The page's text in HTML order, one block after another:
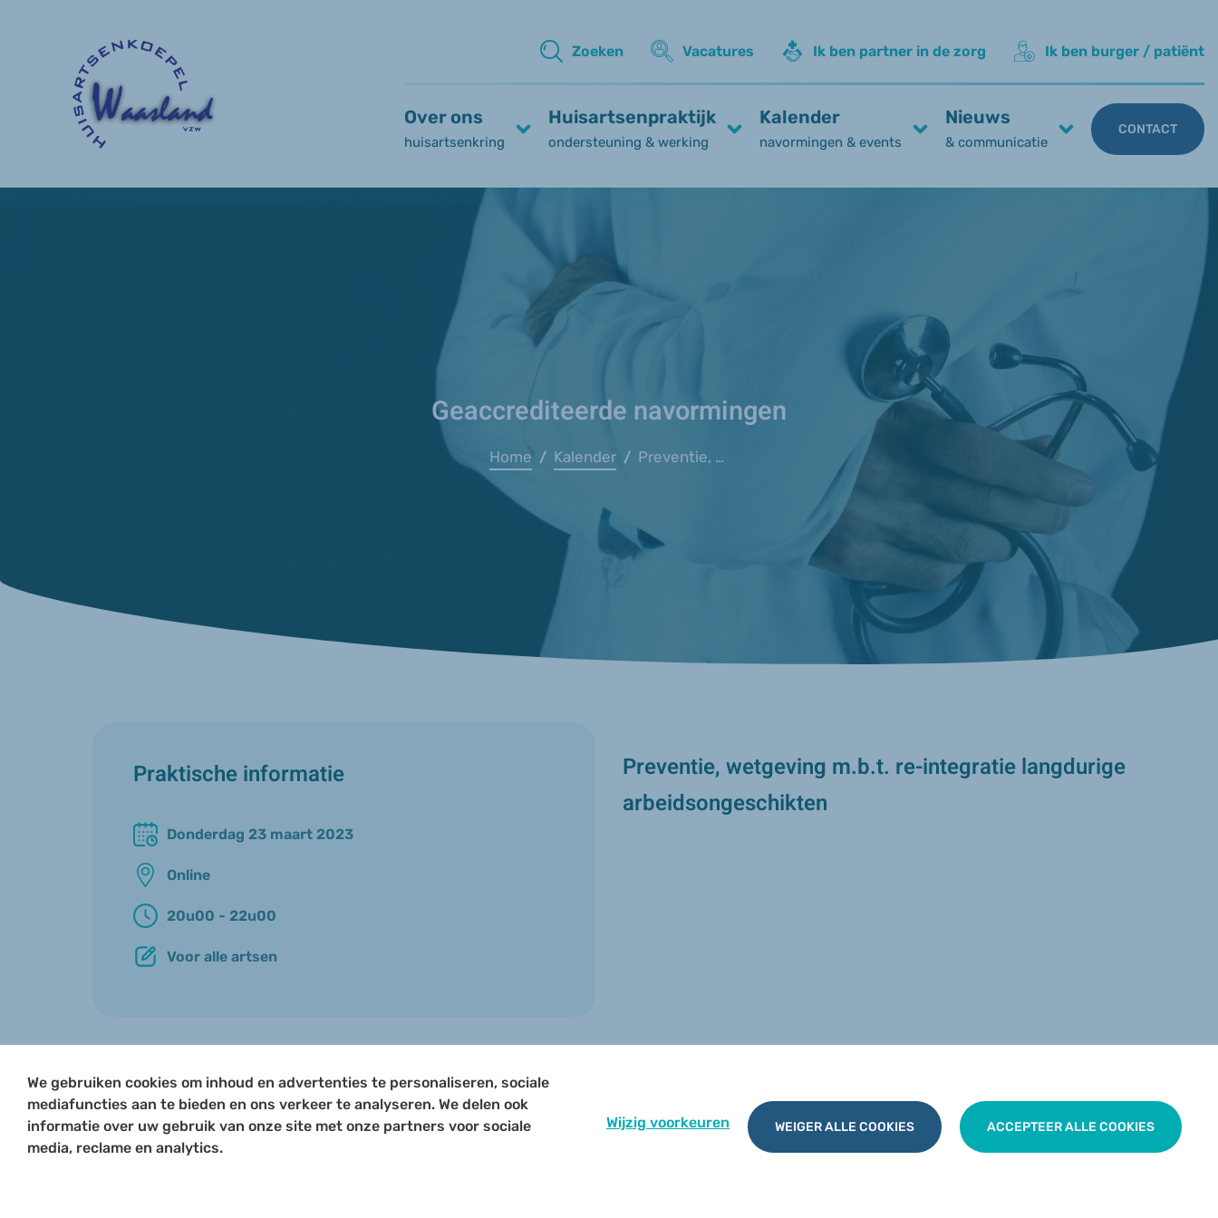
CONTACT
Over ons
huisartsenkring
Huisartsenpraktijk
ondersteuning & werking
Kalender
navormingen & events
Nieuws
& communicatie
Zoeken Vacatures Ik ben partner in de zorg Ik ben burger / patiënt
Geaccrediteerde navormingen
Home / Kalender / Preventie, wetgeving m.b.t. re-integratie langdurige arbeidsongeschikten
Praktische informatie
Donderdag 23 maart 2023
Online
20u00 - 22u00
Voor alle artsen
Preventie, wetgeving m.b.t. re-integratie langdurige
arbeidsongeschikten
We gebruiken cookies om inhoud en advertenties te personaliseren, sociale
mediafuncties aan te bieden en ons verkeer te analyseren. We delen ook
informatie over uw gebruik van onze site met onze partners voor sociale
media, reclame en analytics.
Wijzig voorkeuren WEIGER ALLE COOKIES ACCEPTEER ALLE COOKIES